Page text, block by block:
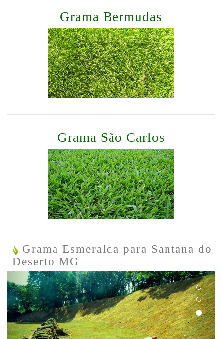
Grama Bermudas
Grama São Carlos
Grama Esmeralda para Santana do
Deserto MG
Previous Next